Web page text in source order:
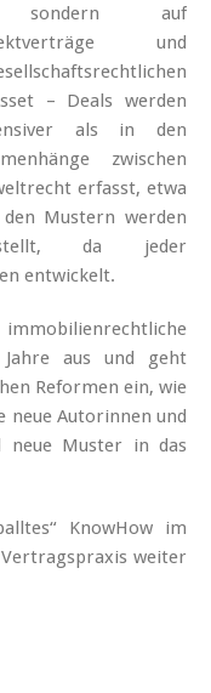
sondern auf
und
– Deals werden
als in den
zwischen
erfasst, etwa
Mustern werden
da jeder
entwickelt.
Jahre aus und geht
Reformen ein, wie
neue Autorinnen und
neue Muster in das
KnowHow im
weiter